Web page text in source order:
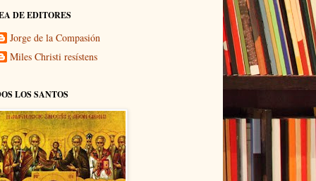
DE EDITORES
Jorge de la Compasión
Miles Christi resístens
LOS SANTOS